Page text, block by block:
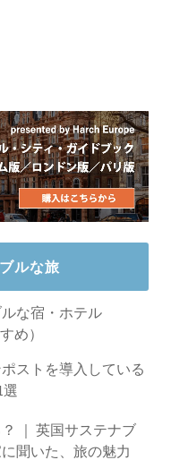
ルな旅
ルな宿・ホテル
め）
ストを導入している
ブ
聞いた、旅の魅力